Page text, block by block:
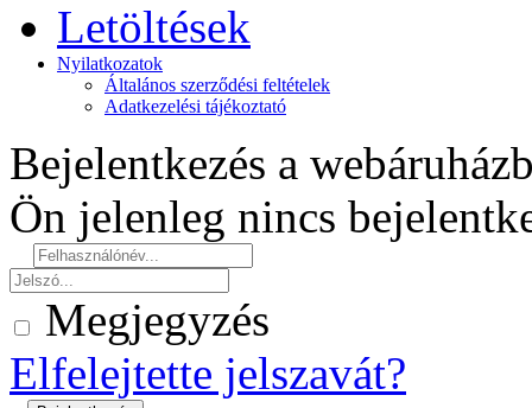
Letöltések
Nyilatkozatok
Általános szerződési feltételek
Adatkezelési tájékoztató
Bejelentkezés a
Ön jelenleg nincs
Megjegyzés
Elfelejtette jelszavát?